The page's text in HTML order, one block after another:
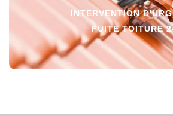
INTERVENTION
FUITE TOITURE